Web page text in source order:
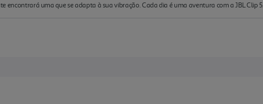
encontrará uma que se adapta à sua vibração. Cada dia é uma aventura com a JBL Clip 5.